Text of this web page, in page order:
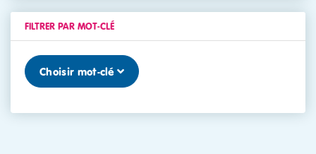
FILTRER PAR MOT-CLÉ
Choisir mot-clé